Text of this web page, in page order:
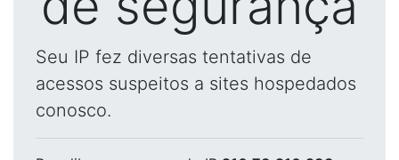
Seu IP fez diversas tentativas de
acessos suspeitos a sites hospedados
conosco.